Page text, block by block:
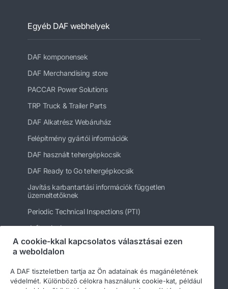
Egyéb DAF webhelyek
DAF komponensek
DAF Merchandising store
PACCAR Power Solutions
TRP Truck & Trailer Parts
DAF Alkatrész Webáruház
Felépítmény gyártói információk
DAF használt tehergépkocsik
DAF Ready to Go tehergépkocsik
Javítás karbantartási információk független
üzemeltetőknek
Periodic Technical Inspections (PTI)
daftrucks.hu
Egyéb DAF webhelyek
A cookie-kkal kapcsolatos választásai ezen
a weboldalon
A DAF tiszteletben tartja az Ön adatainak és magánéletének
védelmét. Különböző célokra használunk cookie-kat, például